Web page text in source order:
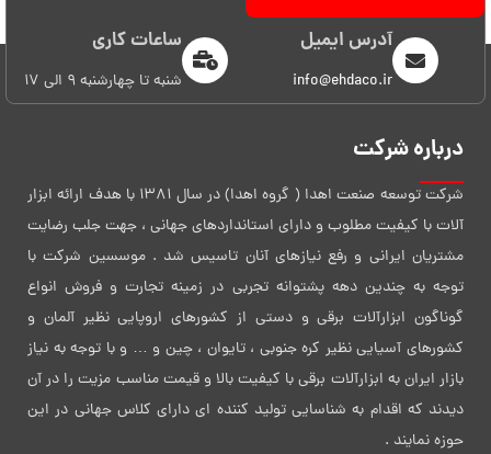
آدرس ایمیل
info@ehdaco.ir
ساعات کاری
شنبه تا چهارشنبه 9 الی 17
درباره شرکت
شرکت توسعه صنعت اهدا ( گروه اهدا) در سال 1381 با هدف ارائه ابزار
آلات با کیفیت مطلوب و دارای استانداردهای جهانی ، جهت جلب رضایت
مشتریان ایرانی و رفع نیازهای آنان تاسیس شد . موسسین شرکت با
توجه به چندین دهه پشتوانه تجربی در زمینه تجارت و فروش انواع
گوناگون ابزارآلات برقی و دستی از کشورهای اروپایی نظیر آلمان و
کشورهای آسیایی نظیر کره جنوبی ، تایوان ، چین و … و با توجه به نیاز
بازار ایران به ابزارآلات برقی با کیفیت بالا و قیمت مناسب مزیت را در آن
دیدند که اقدام به شناسایی تولید کننده ای دارای کلاس جهانی در این
حوزه نمایند .